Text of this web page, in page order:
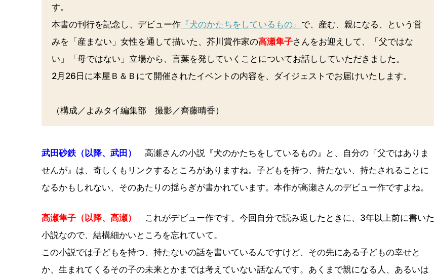
す。
本書の刊行を記念し、デビュー作 『犬のかたちをしているもの』 で、産む、親になる、という営
みを「産まない」女性を通して描いた、芥川賞作家の高瀬隼子さんをお迎えして、「父ではな
い」「母ではない」立場から、言葉を発していくことについてお話ししていただきました。
2月26日に本屋Ｂ＆Ｂにて開催されたイベントの内容を、ダイジェストでお届けいたします。
（構成／よみタイ編集部 撮影／齊藤晴香）
武田砂鉄（以降、武田）
高瀬さんの小説『犬のかたちをしているもの』と、自分の『父ではありま
せんが』は、奇しくもリンクするところがありますね。子どもを持つ、持たない、持たされることに
なるかもしれない、そのあたりの揺らぎが書かれています。本作が高瀬さんのデビュー作ですよね。
高瀬隼子（以降、高瀬）
これがデビュー作です。今回自分で読み返したときに、3年以上前に書いた
小説なので、結構細かいところを忘れていて。
この小説では子どもを持つ、持たないの話を書いているんですけど、その先にある子どもの幸せと
か、生まれてくるその子の未来とかまでは考えていない話なんです。あくまで親になる人、あるいは